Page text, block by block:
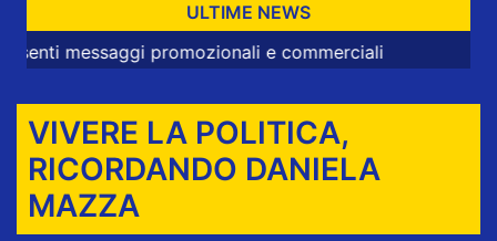
ULTIME NEWS
promozionali e commerciali
VIVERE LA POLITICA,
RICORDANDO DANIELA
MAZZA